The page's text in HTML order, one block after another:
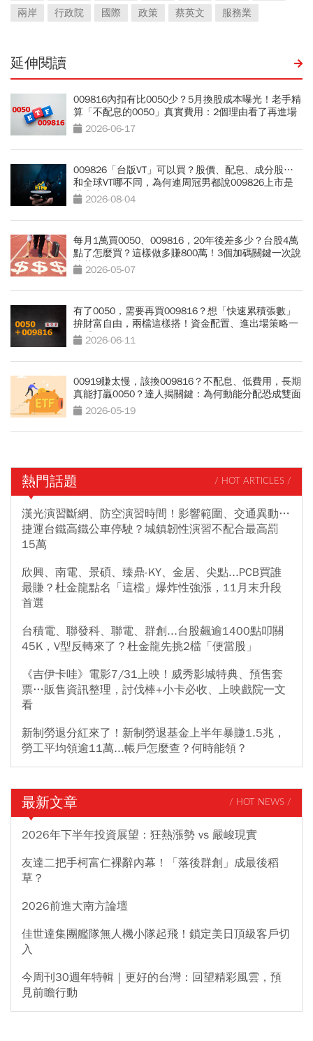
兩岸 行政院 國際 政策 蔡英文 服務業
延伸閱讀
009816內扣有比0050少？5月換股成本曝光！老手精
算「不配息的0050」真實費用：2個理由看了再進場
2026-06-17
009826「台版VT」可以買？股價、配息、成分股…
和全球VT哪不同，為何連周冠男都說009826上市是
邁大步？
2026-08-04
每月1萬買0050、009816，20年後差多少？台股4萬
點了怎麼買？這樣做多賺800萬！3個加碼關鍵一次說
清楚2026-05-07
有了0050，需要再買009816？想「快速累積張數」
拚財富自由，兩檔這樣搭！資金配置、進出場策略一
次看2026-06-11
00919賺太慢，該換009816？不配息、低費用，長期
真能打贏0050？達人揭關鍵：為何動能分配恐成雙面
刃 2026-05-19
熱門話題 / HOT ARTICLES /
漢光演習斷網、防空演習時間！影響範圍、交通異動…
捷運台鐵高鐵公車停駛？城鎮韌性演習不配合最高罰
15萬
欣興、南電、景碩、臻鼎-KY、金居、尖點...PCB買誰
最賺？杜金龍點名「這檔」爆炸性強漲，11月末升段
首選
台積電、聯發科、聯電、群創...台股飆逾1400點叩關
45K，V型反轉來了？杜金龍先挑2檔「便當股」
《吉伊卡哇》電影7/31上映！威秀影城特典、預售套
票…販售資訊整理，討伐棒+小卡必收、上映戲院一文
看
新制勞退分紅來了！新制勞退基金上半年暴賺1.5兆，
勞工平均領逾11萬...帳戶怎麼查？何時能領？
最新文章 / HOT NEWS /
2026年下半年投資展望：狂熱漲勢 vs 嚴峻現實
友達二把手柯富仁裸辭內幕！「落後群創」成最後稻
草？
2026前進大南方論壇
佳世達集團艦隊無人機小隊起飛！鎖定美日頂級客戶切
入
今周刊30週年特輯｜更好的台灣：回望精彩風雲，預
見前瞻行動